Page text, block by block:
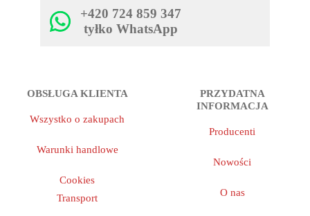
+420 724 859 347
tyłko WhatsApp
OBSŁUGA KLIENTA
Wszystko o zakupach
Warunki handlowe
Cookies
Transport
PRZYDATNA
INFORMACJA
Producenti
Nowości
O nas